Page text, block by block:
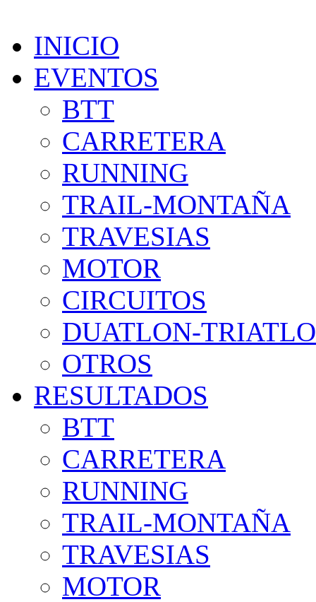
INICIO
EVENTOS
BTT
CARRETERA
RUNNING
TRAIL-MONTAÑA
TRAVESIAS
MOTOR
CIRCUITOS
DUATLON-
OTROS
RESULTADOS
BTT
CARRETERA
RUNNING
TRAIL-MONTAÑA
TRAVESIAS
MOTOR